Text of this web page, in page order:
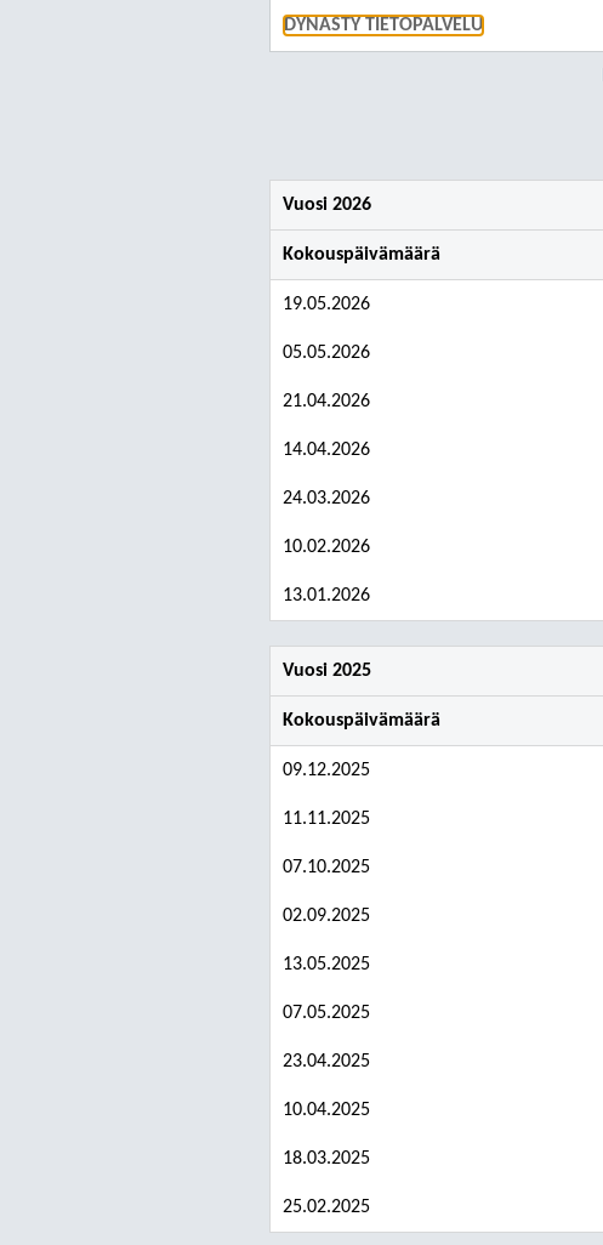
DYNASTY TIETOPALVELU
Vuosi 2026
Kokouspäivämäärä
19.05.2026
05.05.2026
21.04.2026
14.04.2026
24.03.2026
10.02.2026
13.01.2026
Vuosi 2025
Kokouspäivämäärä
09.12.2025
11.11.2025
07.10.2025
02.09.2025
13.05.2025
07.05.2025
23.04.2025
10.04.2025
18.03.2025
25.02.2025